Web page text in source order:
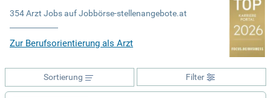
354 Arzt Jobs auf Jobbörse-stellenangebote.at
Zur Berufsorientierung als Arzt
Filter
Sortierung